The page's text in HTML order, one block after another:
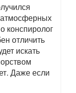
атмосферных
конспиролог
отличить
искать
Даже если